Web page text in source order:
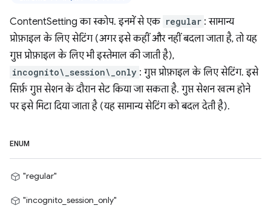
ContentSetting का स्कोप. इनमें से एक regular : सामान्य
प्रोफ़ाइल के लिए सेटिंग (अगर इसे कहीं और नहीं बदला जाता है, तो यह
गुप्त प्रोफ़ाइल के लिए भी इस्तेमाल की जाती है),
incognito\_session\_only : गुप्त प्रोफ़ाइल के लिए सेटिंग. इसे
सिर्फ़ गुप्त सेशन के दौरान सेट किया जा सकता है. गुप्त सेशन खत्म होने
पर इसे मिटा दिया जाता है (यह सामान्य सेटिंग को बदल देती है).
ENUM
"regular"
"incognito_session_only"